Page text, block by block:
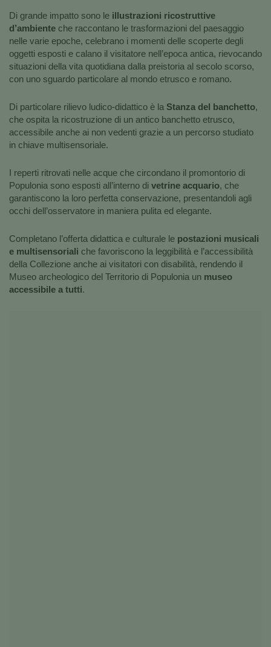
Di grande impatto sono le illustrazioni ricostruttive
d’ambiente che raccontano le trasformazioni del paesaggio
nelle varie epoche, celebrano i momenti delle scoperte degli
oggetti esposti e calano il visitatore nell’epoca antica, rievocando
situazioni della vita quotidiana dalla preistoria al secolo scorso,
con uno sguardo particolare al mondo etrusco e romano.
Di particolare rilievo ludico-didattico è la Stanza del banchetto,
che ospita la ricostruzione di un antico banchetto etrusco,
accessibile anche ai non vedenti grazie a un percorso studiato
in chiave multisensoriale.
I reperti ritrovati nelle acque che circondano il promontorio di
Populonia sono esposti all’interno di vetrine acquario, che
garantiscono la loro perfetta conservazione, presentandoli agli
occhi dell’osservatore in maniera pulita ed elegante.
Completano l’offerta didattica e culturale le postazioni musicali
e multisensoriali che favoriscono la leggibilità e l’accessibilità
della Collezione anche ai visitatori con disabilità, rendendo il
Museo archeologico del Territorio di Populonia un museo
accessibile a tutti.